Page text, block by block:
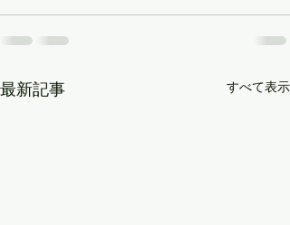
最新記事 すべて表示